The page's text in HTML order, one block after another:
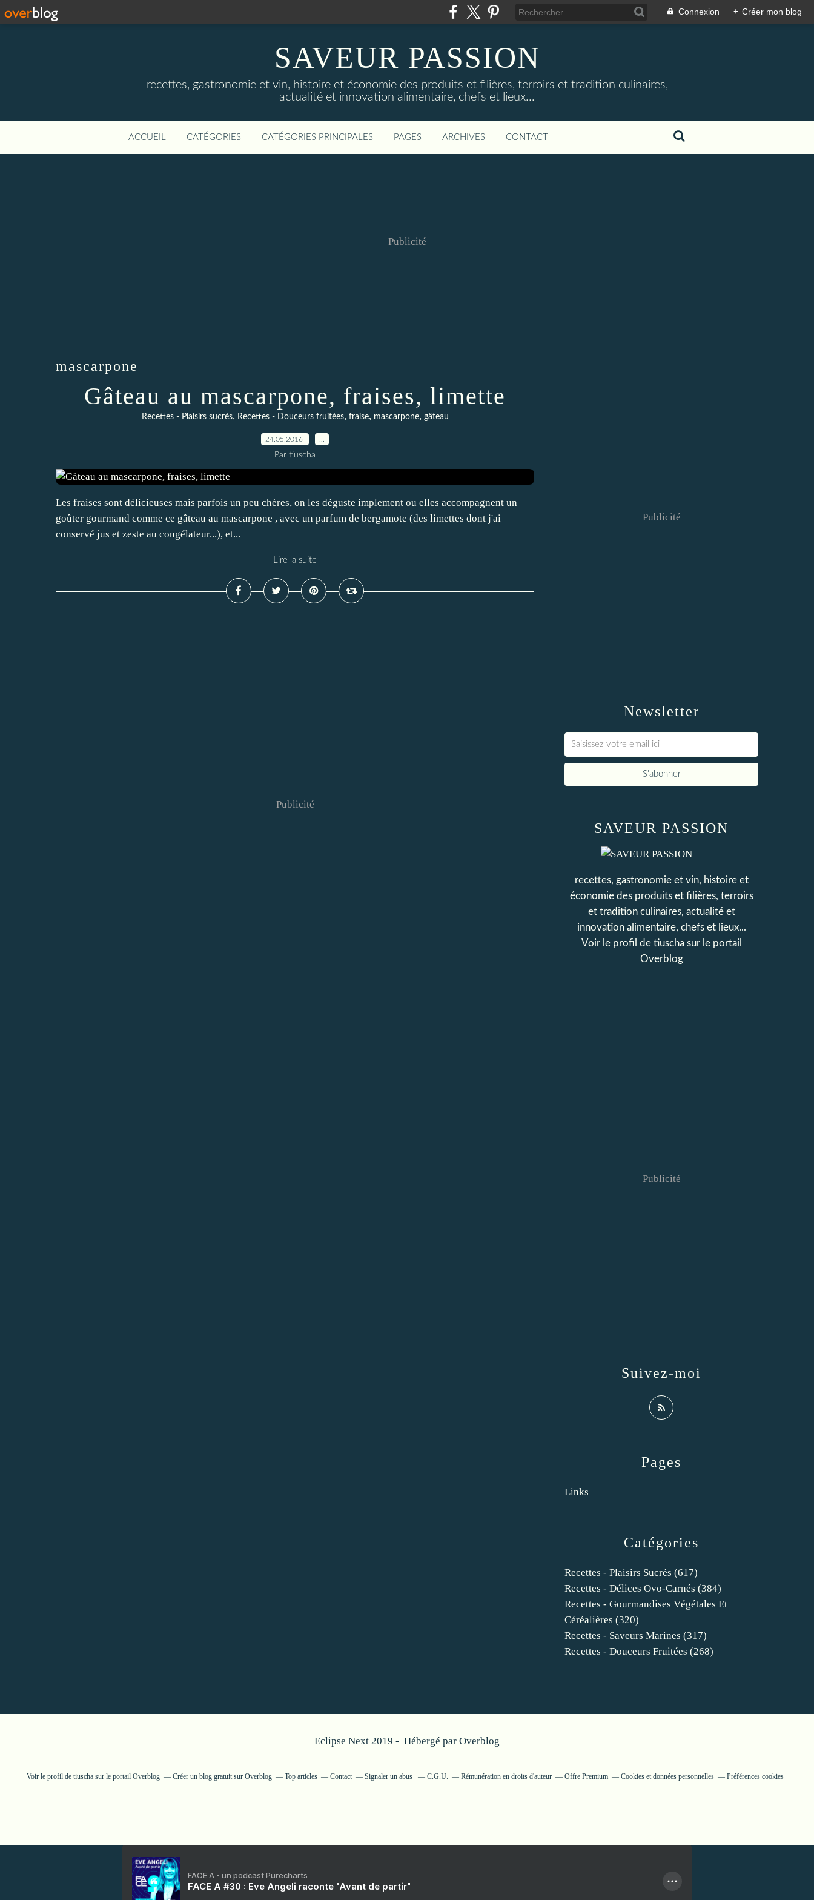
Connexion + Créer mon blog
SAVEUR PASSION
recettes, gastronomie et vin, histoire et économie des produits et filières, terroirs et tradition culinaires,
actualité et innovation alimentaire, chefs et lieux...
ACCUEIL CATÉGORIES CATÉGORIES PRINCIPALES PAGES ARCHIVES CONTACT
Publicité
mascarpone
Gâteau au mascarpone, fraises, limette
Recettes - Plaisirs sucrés, Recettes - Douceurs fruitées, fraise, mascarpone, gâteau
24.05.2016
Par tiuscha
Les fraises sont délicieuses mais parfois un peu chères, on les déguste implement ou elles accompagnent un
goûter gourmand comme ce gâteau au mascarpone , avec un parfum de bergamote (des limettes dont j'ai
conservé jus et zeste au congélateur...), et...
Lire la suite
Publicité
Newsletter
Publicité
Catégories
Recettes - Plaisirs Sucrés (617)
Recettes - Délices Ovo-Carnés (384)
Recettes - Gourmandises Végétales Et
Céréalières (320)
Recettes - Saveurs Marines (317)
Recettes - Douceurs Fruitées (268)
Pages
Links
SAVEUR PASSION
recettes, gastronomie et vin, histoire et
économie des produits et filières, terroirs
et tradition culinaires, actualité et
innovation alimentaire, chefs et lieux...
Voir le profil de tiuschasur le portail
Overblog
Suivez-moi
Publicité
Eclipse Next 2019 - Hébergé par Overblog
Voir le profil de tiuscha sur le portail Overblog Créer un blog gratuit sur Overblog Top articles Contact Signaler un abus C.G.U. Rémunération en droits d'auteur Offre Premium Cookies et données personnelles Préférences cookies
FACE A - un podcast Purecharts
FACE A #30 : Eve Angeli raconte "Avant de partir"